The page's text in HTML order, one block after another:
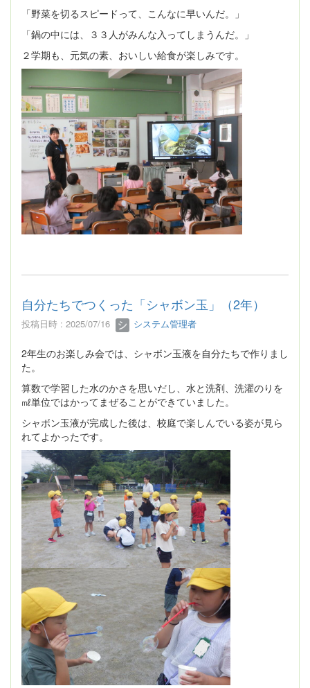
「野菜を切るスピードって、こんなに早いんだ。」
「鍋の中には、３３人がみんな入ってしまうんだ。」
２学期も、元気の素、おいしい給食が楽しみです。
自分たちでつくった「シャボン玉」（2年）
投稿日時 : 2025/07/16 システム管理者
2年生のお楽しみ会では、シャボン玉液を自分たちで作りまし
た。
算数で学習した水のかさを思いだし、水と洗剤、洗濯のりを
㎖単位ではかってまぜることができていました。
シャボン玉液が完成した後は、校庭で楽しんでいる姿が見ら
れてよかったです。